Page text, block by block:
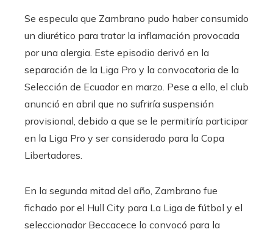
Se especula que Zambrano pudo haber consumido
un diurético para tratar la inflamación provocada
por una alergia. Este episodio derivó en la
separación de la Liga Pro y la convocatoria de la
Selección de Ecuador en marzo. Pese a ello, el club
anunció en abril que no sufriría suspensión
provisional, debido a que se le permitiría participar
en la Liga Pro y ser considerado para la Copa
Libertadores.
En la segunda mitad del año, Zambrano fue
fichado por el Hull City para La Liga de fútbol y el
seleccionador Beccacece lo convocó para la